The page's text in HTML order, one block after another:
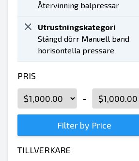
Återvinning balpressar
Utrustningskategori
Stängd dörr Manuell band
horisontella pressare
PRIS
-
Filter by Price
TILLVERKARE